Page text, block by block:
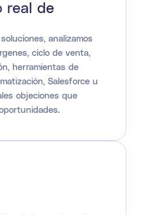
real de
analizamos
ciclo de venta,
herramientas de
Salesforce u
objeciones que